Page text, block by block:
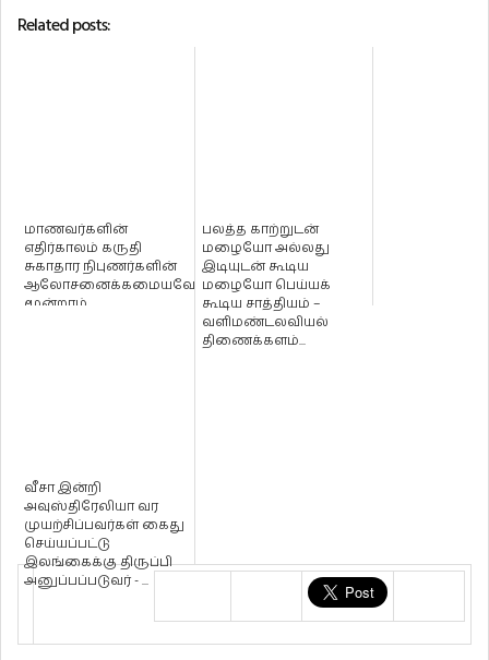
Related posts:
மாணவர்களின்
எதிர்காலம் கருதி
சுகாதார நிபுணர்களின்
ஆலோசனைக்கமையவே
மூன்றாம்
பலத்த காற்றுடன்
மழையோ அல்லது
இடியுடன் கூடிய
மழையோ பெய்யக்
கூடிய சாத்தியம் –
வளிமண்டலவியல்
திணைக்களம்...
வீசா இன்றி
அவுஸ்திரேலியா வர
முயற்சிப்பவர்கள் கைது
செய்யப்பட்டு
இலங்கைக்கு திருப்பி
அனுப்பப்படுவர் - ...